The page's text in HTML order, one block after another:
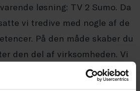
løsning: TV 2 Sumo. Da
vi tredive med nogle af de
På den måde skaber du
den del af virksomheden. Vi
hvis vi ikke hele tiden havde
ombord. Nye virksomheder